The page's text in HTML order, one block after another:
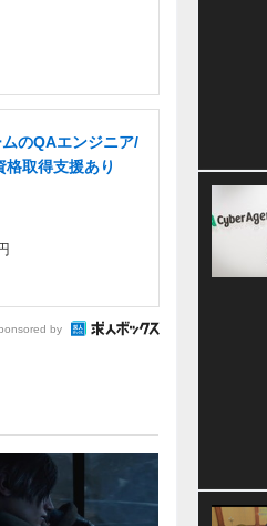
のQAエンジニア/
取得支援あり
by